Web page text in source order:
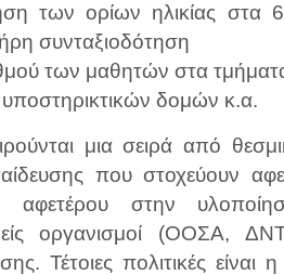
των ορίων ηλικίας στα
συνταξιοδότηση
των μαθητών στα
δομών κ.α.
μια σειρά από
που στοχεύουν
αφετέρου στην
οργανισμοί (ΟΟΣΑ,
Τέτοιες πολιτικές είναι